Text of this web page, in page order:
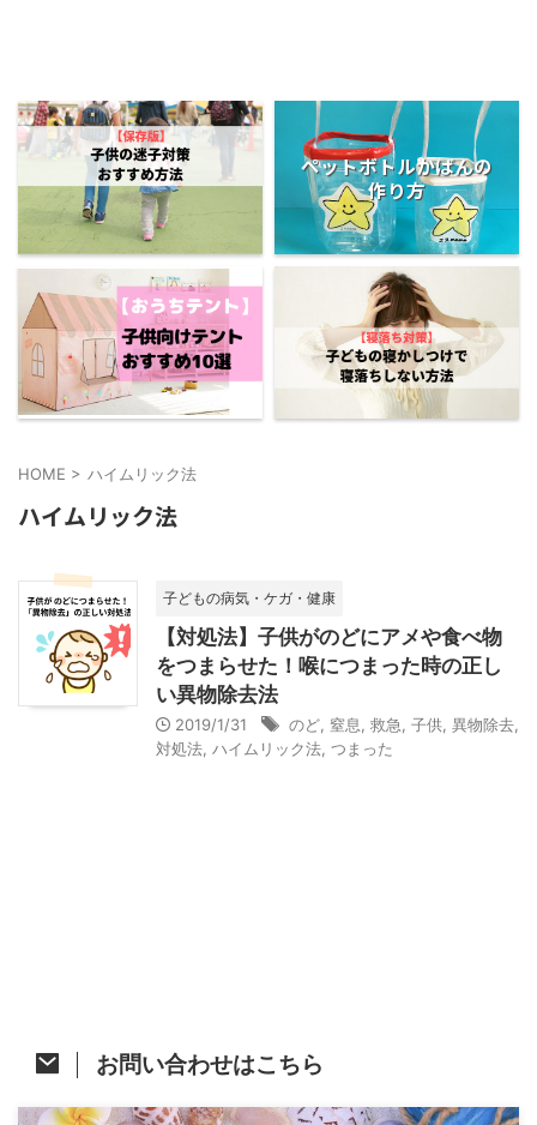
ペットボトルかばんの
作り方
HOME > ハイムリック法
ハイムリック法
子どもの病気・ケガ・健康
【対処法】子供がのどにアメや食べ物
をつまらせた！喉につまった時の正し
い異物除去法
2019/1/31 のど 窒息 救急 子供 異物除去
対処法 ハイムリック法 つまった
お問い合わせはこちら